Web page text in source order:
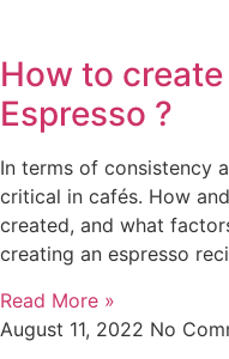
How to
Espresso ?
In terms of consistency
critical in cafés. How
created, and what
creating an espresso
Read More »
August 11, 2022 No